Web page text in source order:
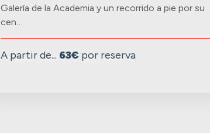
Galería de la Academia y un recorrido a pie por su
cen…
A partir de... 63€ por reserva